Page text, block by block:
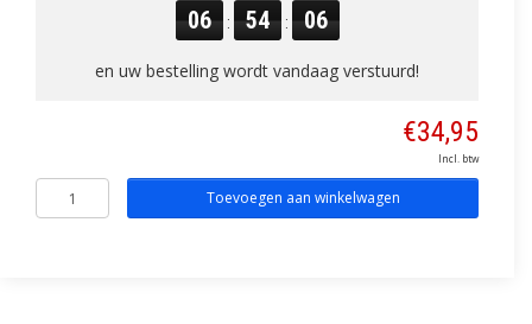
06 : 54 : 05
en uw bestelling wordt vandaag verstuurd!
€34,95
Incl. btw
Toevoegen aan winkelwagen